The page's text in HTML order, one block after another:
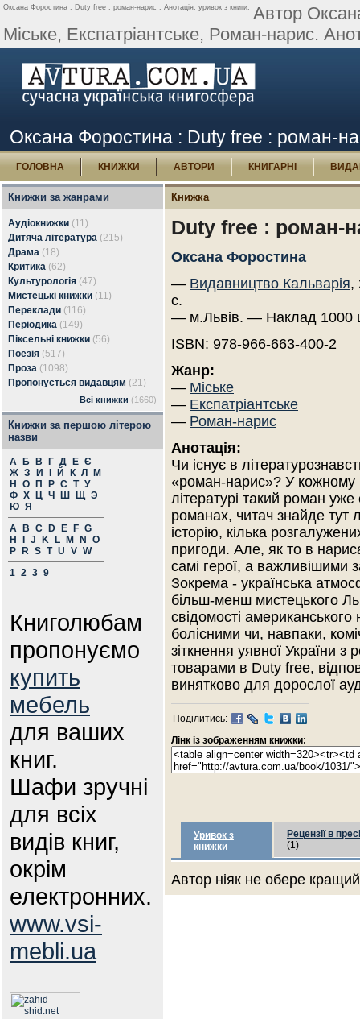
Оксана Форостина : Duty free : роман-нарис : Анотація, уривок з книги. Автор
Міське, Експатріантське, Роман-нарис.
Оксана Форостина : Duty free : роман-
ГОЛОВНА КНИЖКИ АВТОРИ КНИГАРНІ
Книжки за жанрами
Аудіокнижки (11)
Дитяча література (215)
Драма (18)
Критика (62)
Культурологія (47)
Мистецькі книжки (11)
Переклади (116)
Періодика (149)
Піксельні книжки (56)
Поезія (517)
Проза (1098)
Пропонується видавцям (21)
Всі книжки (1660)
Книжки за першою літерою
назви
А Б В Г Д Е Є
Ж З И Й К Л
М
Н
О П Р С Т У
Ф Х Ц Ч Ш Щ Э
Ю Я
A
B C D E F G
H
J K L M N
O
P
R S T U V W
1 2 3 9
Книголюбам
пропонуємо
купить
мебель
для ваших
книг.
Шафи зручні
для всіх
видів книг,
окрім
електронних.
www.vsi-
mebli.ua
Книжка
Duty free : роман-
Оксана Форостина
— Видавництво Кальварія,
с.
— м.Львів. — Наклад 1000
ISBN: 978-966-663-400-2
Жанр:
— Міське
— Експатріантське
— Роман-нарис
Анотація:
Чи існує в
«роман-нарис»? У кожному
літературі такий роман
романах, читач знайде тут
історію, кілька
пригоди. Але, як то в
самі герої, а важливішими
Зокрема - українська
більш-менш мистецького
свідомості
болісними чи, навпаки,
зіткнення уявної України
товарами в Duty free,
винятково для дорослої
Поділитись:
Лінк із зображенням книжки:
Уривок з
книжки
Рецензії в пресі
(1)
Автор ніяк не обере